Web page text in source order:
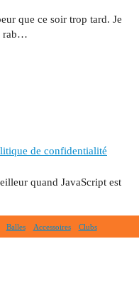
que ce soir trop tard. Je
rab…
de confidentialité
quand JavaScript est
Balles Accessoires Clubs